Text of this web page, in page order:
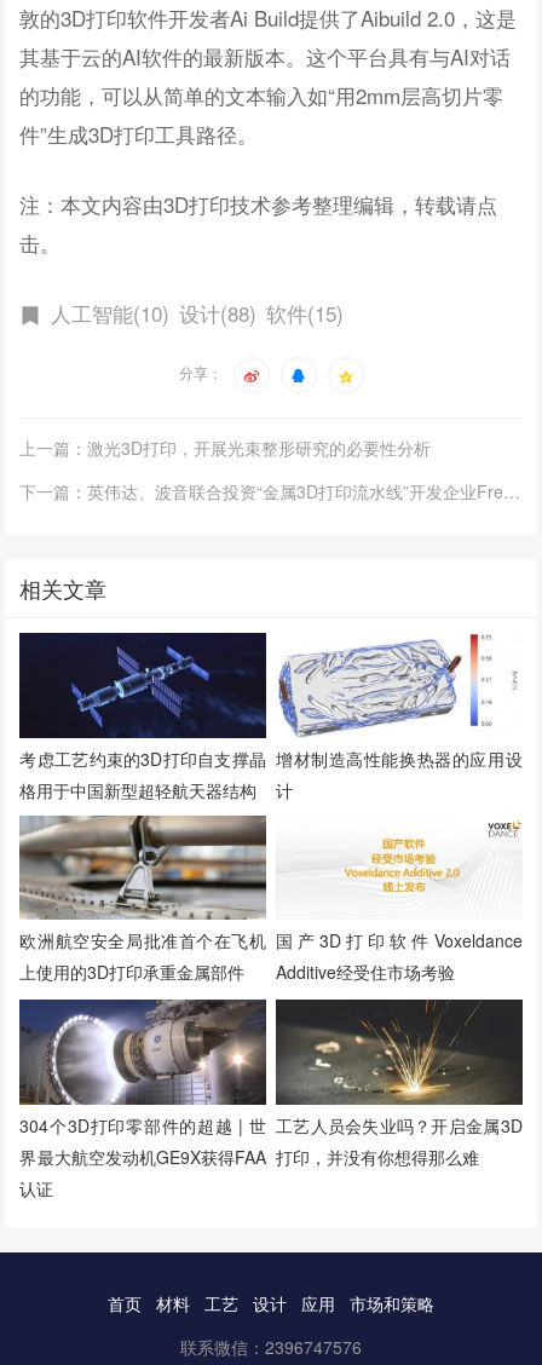
敦的3D打印软件开发者Ai Build提供了Aibuild 2.0，这是
其基于云的AI软件的最新版本。这个平台具有与AI对话
的功能，可以从简单的文本输入如“用2mm层高切片零
件”生成3D打印工具路径。
注：本文内容由3D打印技术参考整理编辑，转载请点
击。
人工智能(10) 设计(88) 软件(15)
分享：
上一篇：激光3D打印，开展光束整形研究的必要性分析
下一篇：英伟达、波音联合投资“金属3D打印流水线”开发企业Freeform
相关文章
考虑工艺约束的3D打印自支撑晶
格用于中国新型超轻航天器结构
增材制造高性能换热器的应用设
计
欧洲航空安全局批准首个在飞机
上使用的3D打印承重金属部件
国产3D打印软件Voxeldance
Additive经受住市场考验
304个3D打印零部件的超越 | 世
界最大航空发动机GE9X获得FAA
认证
工艺人员会失业吗？开启金属3D
打印，并没有你想得那么难
首页 材料 工艺 设计 应用
市场和策略
联系微信：2396747576